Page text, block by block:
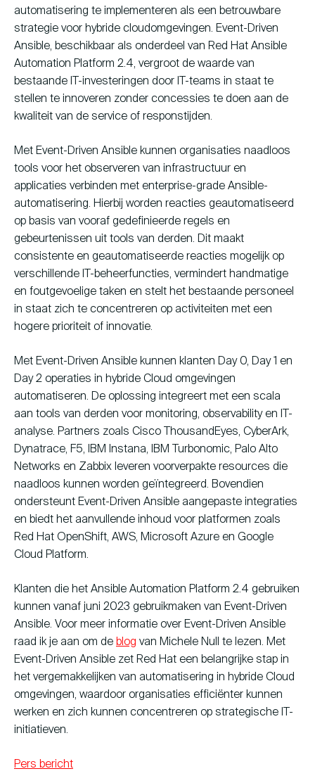
automatisering te implementeren als een betrouwbare
strategie voor hybride cloudomgevingen. Event-Driven
Ansible, beschikbaar als onderdeel van Red Hat Ansible
Automation Platform 2.4, vergroot de waarde van
bestaande IT-investeringen door IT-teams in staat te
stellen te innoveren zonder concessies te doen aan de
kwaliteit van de service of responstijden.
Met Event-Driven Ansible kunnen organisaties naadloos
tools voor het observeren van infrastructuur en
applicaties verbinden met enterprise-grade Ansible-
automatisering. Hierbij worden reacties geautomatiseerd
op basis van vooraf gedefinieerde regels en
gebeurtenissen uit tools van derden. Dit maakt
consistente en geautomatiseerde reacties mogelijk op
verschillende IT-beheerfuncties, vermindert handmatige
en foutgevoelige taken en stelt het bestaande personeel
in staat zich te concentreren op activiteiten met een
hogere prioriteit of innovatie.
Met Event-Driven Ansible kunnen klanten Day 0, Day 1 en
Day 2 operaties in hybride Cloud omgevingen
automatiseren. De oplossing integreert met een scala
aan tools van derden voor monitoring, observability en IT-
analyse. Partners zoals Cisco ThousandEyes, CyberArk,
Dynatrace, F5, IBM Instana, IBM Turbonomic, Palo Alto
Networks en Zabbix leveren voorverpakte resources die
naadloos kunnen worden geïntegreerd. Bovendien
ondersteunt Event-Driven Ansible aangepaste integraties
en biedt het aanvullende inhoud voor platformen zoals
Red Hat OpenShift, AWS, Microsoft Azure en Google
Cloud Platform.
Klanten die het Ansible Automation Platform 2.4 gebruiken
kunnen vanaf juni 2023 gebruikmaken van Event-Driven
Ansible. Voor meer informatie over Event-Driven Ansible
raad ik je aan om de blog van Michele Null te lezen. Met
Event-Driven Ansible zet Red Hat een belangrijke stap in
het vergemakkelijken van automatisering in hybride Cloud
omgevingen, waardoor organisaties efficiënter kunnen
werken en zich kunnen concentreren op strategische IT-
initiatieven.
Pers bericht